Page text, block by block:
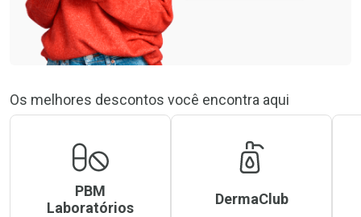
Os melhores descontos você encontra aqui
PBM
Laboratórios
DermaClub